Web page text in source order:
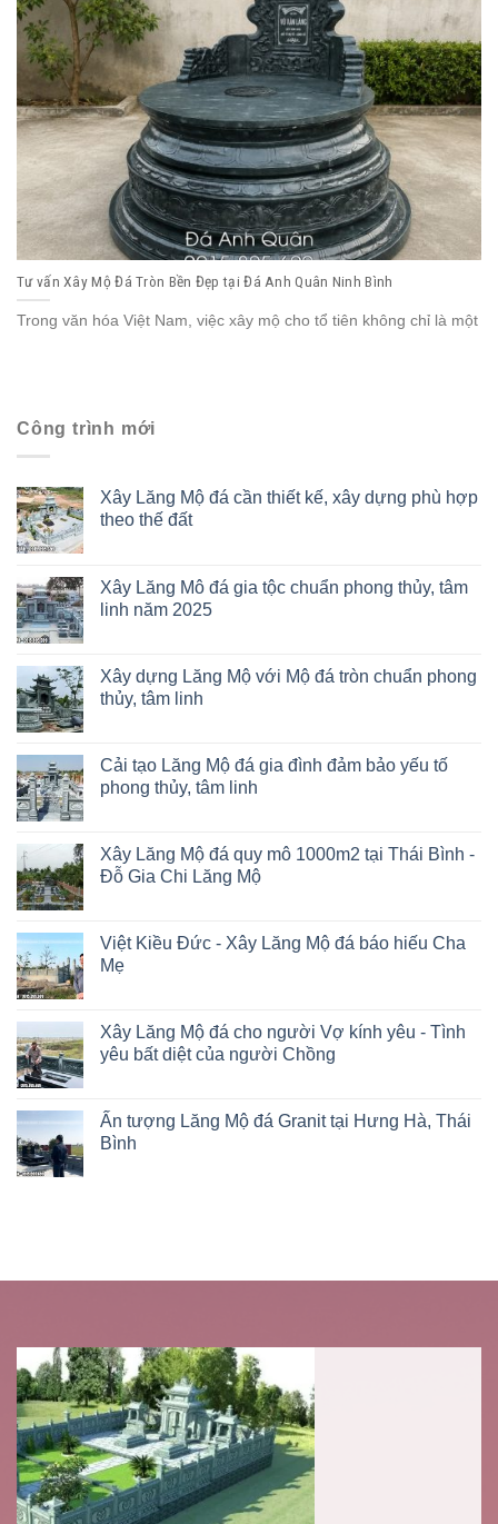
Tư vấn Xây Mộ Đá Tròn Bền Đẹp tại Đá Anh Quân Ninh Bình
Trong văn hóa Việt Nam, việc xây mộ cho tổ tiên không chỉ là một
Công trình mới
Xây Lăng Mộ đá cần thiết kế, xây dựng phù hợp
theo thế đất
Xây Lăng Mô đá gia tộc chuẩn phong thủy, tâm
linh năm 2025
Xây dựng Lăng Mộ với Mộ đá tròn chuẩn phong
thủy, tâm linh
Cải tạo Lăng Mộ đá gia đình đảm bảo yếu tố
phong thủy, tâm linh
Xây Lăng Mộ đá quy mô 1000m2 tại Thái Bình -
Đỗ Gia Chi Lăng Mộ
Việt Kiều Đức - Xây Lăng Mộ đá báo hiếu Cha
Mẹ
Xây Lăng Mộ đá cho người Vợ kính yêu - Tình
yêu bất diệt của người Chồng
Ấn tượng Lăng Mộ đá Granit tại Hưng Hà, Thái
Bình